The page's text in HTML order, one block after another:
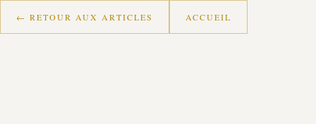
← RETOUR AUX ARTICLES ACCUEIL